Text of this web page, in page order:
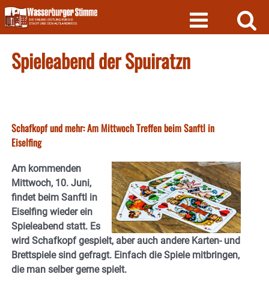
Skip
to
content
Spieleabend der Spuiratzn
Schafkopf und mehr: Am Mittwoch Treffen beim Sanftl in
Eiselfing
Am kommenden
Mittwoch, 10. Juni,
findet beim Sanftl in
Eiselfing wieder ein
Spieleabend statt. Es
wird Schafkopf gespielt, aber auch andere Karten- und
Brettspiele sind gefragt. Einfach die Spiele mitbringen,
die man selber gerne spielt.